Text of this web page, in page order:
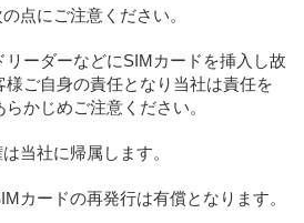
点にご注意ください。
ーダーなどにSIMカードを挿入し故
様ご自身の責任となり当社は責任を
かじめご注意ください。
当社に帰属します。
カードの再発行は有償となります。